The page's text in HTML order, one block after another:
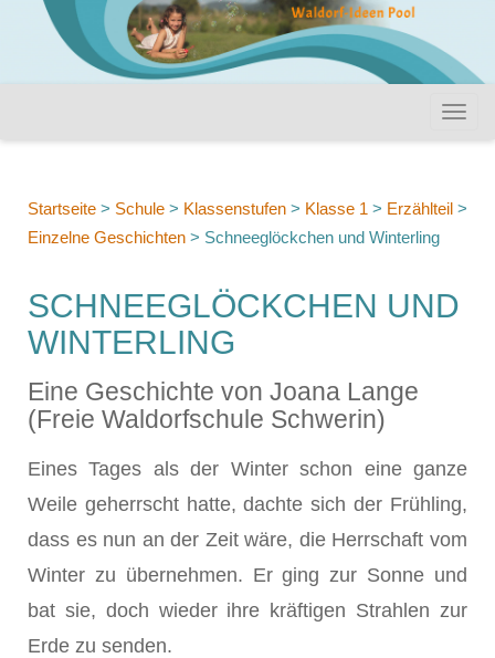
Startseite > Schule > Klassenstufen > Klasse 1 > Erzählteil >
Einzelne Geschichten > Schneeglöckchen und Winterling
SCHNEEGLÖCKCHEN UND
WINTERLING
Eine Geschichte von Joana Lange
(Freie Waldorfschule Schwerin)
Eines Tages als der Winter schon eine ganze
Weile geherrscht hatte, dachte sich der Frühling,
dass es nun an der Zeit wäre, die Herrschaft vom
Winter zu übernehmen. Er ging zur Sonne und
bat sie, doch wieder ihre kräftigen Strahlen zur
Erde zu senden.